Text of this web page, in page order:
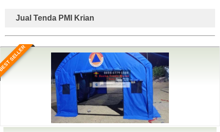
Jual Tenda PMI Krian
SELLER